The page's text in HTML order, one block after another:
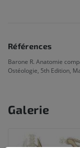
Références
Barone R. Anatomie
Ostéologie, 5th Edition,
Galerie